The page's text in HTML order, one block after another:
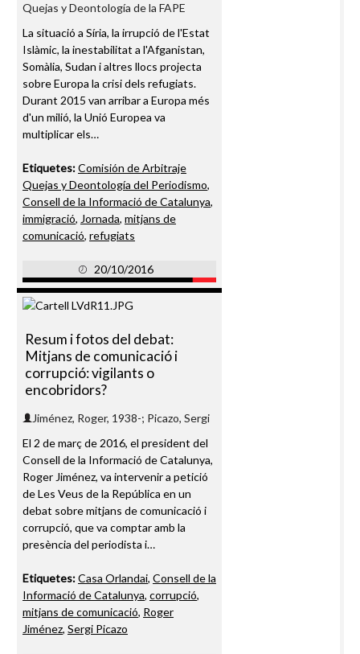
Quejas y Deontología de la FAPE
La situació a Síria, la irrupció de l'Estat
Islàmic, la inestabilitat a l'Afganistan,
Somàlia, Sudan i altres llocs projecta
sobre Europa la crisi dels refugiats.
Durant 2015 van arribar a Europa més
d'un milió, la Unió Europea va
multiplicar els…
Etiquetes:Comisión de Arbitraje
Quejas y Deontología del Periodismo,
Consell de la Informació de Catalunya,
immigració, Jornada, mitjans de
comunicació, refugiats
20/10/2016
Resum i fotos del debat:
Mitjans de comunicació i
corrupció: vigilants o
encobridors?
Jiménez, Roger, 1938-; Picazo, Sergi
El 2 de març de 2016, el president del
Consell de la Informació de Catalunya,
Roger Jiménez, va intervenir a petició
de Les Veus de la República en un
debat sobre mitjans de comunicació i
corrupció, que va comptar amb la
presència del periodista i…
Etiquetes:Casa Orlandai, Consell de la
Informació de Catalunya, corrupció,
mitjans de comunicació, Roger
Jiménez, Sergi Picazo